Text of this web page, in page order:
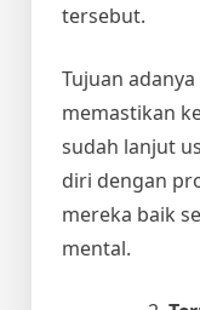
tersebut.
Tujuan
memastikan
sudah lanjut
diri dengan
mereka baik
mental.